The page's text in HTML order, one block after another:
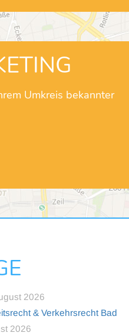
Umkreis bekannter
2026
& Verkehrsrecht Bad
2026